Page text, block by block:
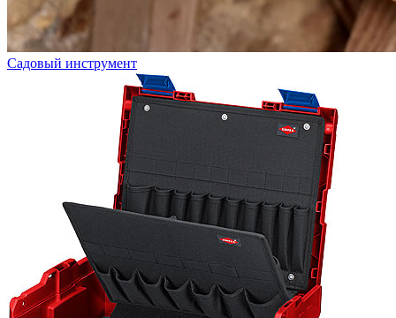
Садовый инструмент